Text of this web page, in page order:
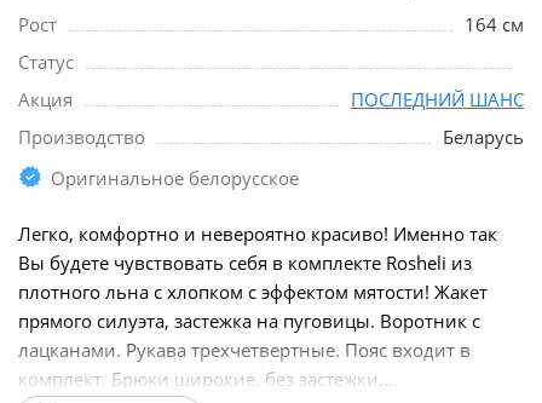
Рост
164 см
Статус
Акция
ПОСЛЕДНИЙ ШАНС
Производство
Беларусь
Оригинальное белорусское
Легко, комфортно и невероятно красиво! Именно так
Вы будете чувствовать себя в комплекте Rosheli из
плотного льна с хлопком с эффектом мятости! Жакет
прямого силуэта, застежка на пуговицы. Воротник с
лацканами. Рукава трехчетвертные. Пояс входит в
комплект. Брюки широкие, без застежки,...